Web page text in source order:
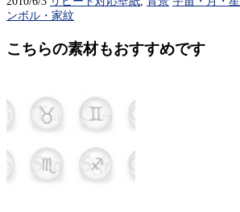
ンボル・家紋
こちらの素材もおすすめです